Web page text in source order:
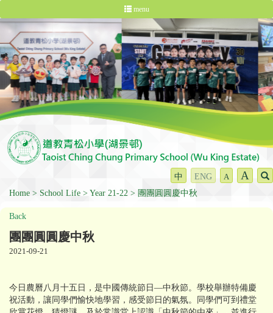
menu
中 ENG A A
Home School Life Year 21-22 團團圓圓慶中秋
Back
團團圓圓慶中秋
2021-09-21
今日農曆八月十五日，是中國傳統節日—中秋節。學校舉辦特備慶
祝活動，讓同學們愉快地學習，感受節日的氣氛。同學們可到禮堂